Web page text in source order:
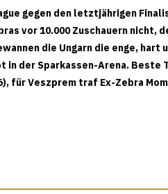
gegen den letztjährigen
vor 10.000 Zuschauern nicht,
die Ungarn die enge, hart
in der Sparkassen-Arena. Beste
für Veszprem traf Ex-Zebra